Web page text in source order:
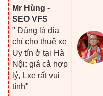
Mr Hùng -
SEO VFS
" Đúng là địa
chỉ cho thuê xe
Uy tín ở tại Hà
Nội: giá cả hợp
lý, Lxe rất vui
tính"